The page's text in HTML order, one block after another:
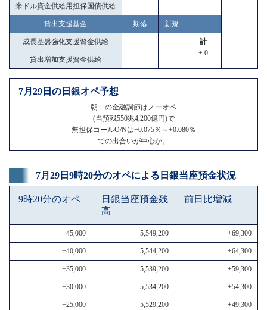
米ドル資金供給用担保国債供給
貸出支援基金 期落 新規
成長基盤強化支援資金供給
計
± 0
貸出増加支援資金供給
7月29日の日銀オペ予想
朝一の金融調節はノーオペ
(当預残550兆4,200億円)で
無担保コールO/Nは+0.075％～+0.080％
での出合いが中心か。
7月29日9時20分のオペによる日銀当座預金状況
9時20分のオペ
日銀当座預金残
高
前日比増減
+45,000 5,549,200 +69,300
+40,000 5,544,200 +64,300
+35,000 5,539,200 +59,300
+30,000 5,534,200 +54,300
+25,000 5,529,200 +49,300